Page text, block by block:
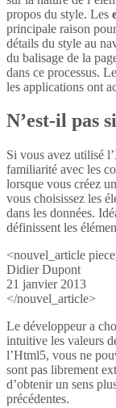
propos du style. Les
principale raison
détails du style au
du balisage de la
dans ce processus.
les applications ont
N’est-il pas
Si vous avez utilisé
familiarité avec les
lorsque vous créez
vous choisissez les
dans les données.
définissent les
<nouvel_article
Didier Dupont
21 janvier 2013
</nouvel_article>
Le développeur a
intuitive les valeurs
l’Html5, vous ne
sont pas librement
d’obtenir un sens
précédentes.